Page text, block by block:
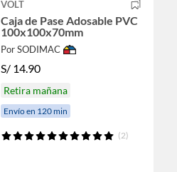
VOLT
Caja de Pase Adosable PVC
100x100x70mm
Por SODIMAC
S/ 14.90
Retira mañana
Envío en 120 min
(2)